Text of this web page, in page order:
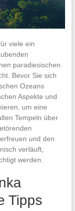
viele ein
paradiesischen
Bevor Sie sich
Ozeans
Aspekte und
um eine
Tempeln über
und den
verläuft,
werden.
Tipps